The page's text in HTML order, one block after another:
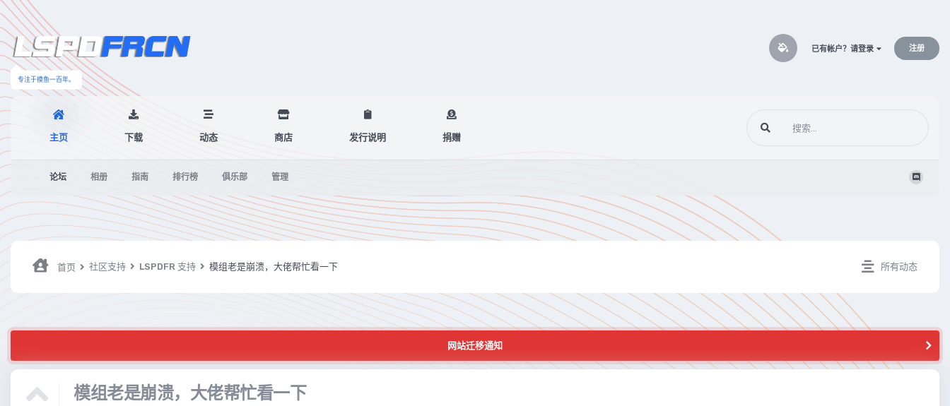
专注于摸鱼一百年。
已有帐户？请登录 注册
主页
论坛 相册 指南 排行榜 俱乐部 管理
下载 动态 商店 发行说明 捐赠
所有动态
首页 社区支持 LSPDFR 支持 模组老是崩溃，大佬帮忙看一下
网站迁移通知
模组老是崩溃，大佬帮忙看一下